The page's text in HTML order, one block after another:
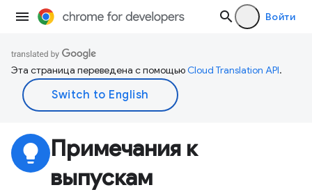
Войти
Эта страница переведена с помощьюCloud Translation API.
lightbulb Примечания к
выпускам